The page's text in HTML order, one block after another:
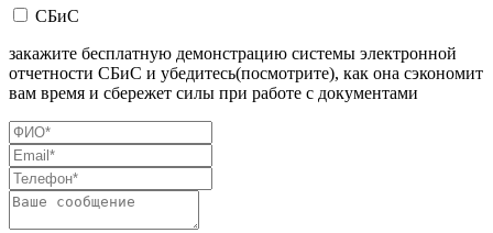
СБиС
закажите бесплатную демонстрацию системы электронной
отчетности СБиС и убедитесь(посмотрите), как она сэкономит
вам время и сбережет силы при работе с документами